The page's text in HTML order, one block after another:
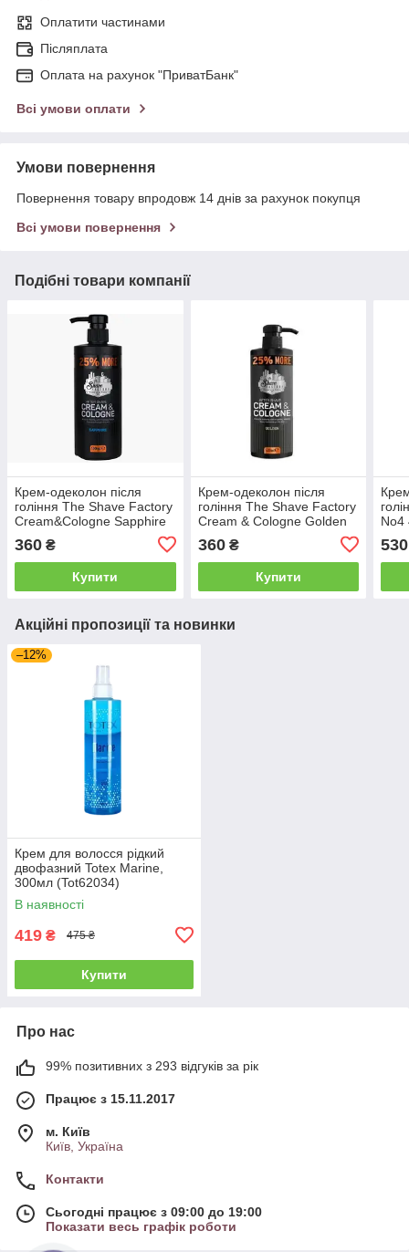
Оплатити частинами
Післяплата
Оплата на рахунок "ПриватБанк"
Всі умови оплати
Умови повернення
Повернення товару впродовж 14 днів за рахунок покупця
Всі умови повернення
Подібні товари компанії
Крем-одеколон після
гоління The Shave Factory
Cream&Cologne Sapphire
360 ₴
Купити
Крем-одеколон після
гоління The Shave Factory
Cream & Cologne Golden
360₴
Купити
No4
530
Акційні пропозиції та новинки
–12%
Крем для волосся рідкий
двофазний Totex Marine,
300мл (Tot62034)
В наявності
419 ₴ 475 ₴
Купити
Про нас
99% позитивних з 293 відгуків за рік
Працює з 15.11.2017
м. Київ
Київ, Україна
Контакти
Сьогодні працює з 09:00 до 19:00
Показати весь графік роботи